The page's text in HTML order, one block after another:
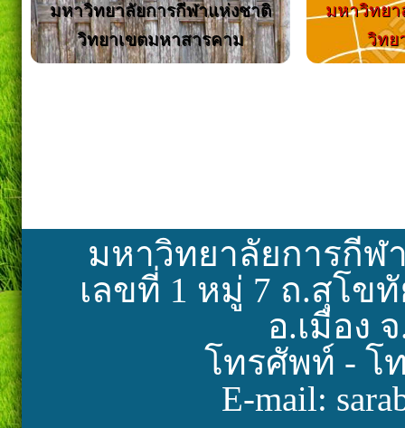
มหาวิทยาลัยการกีฬาแห่งชาติ
วิทยาเขตมหาสารคาม
มหาวิทยา
วิทย
มหาวิทยาลัยการกีฬ
เลขที่ 1 หมู่ 7 ถ.สุโข
อ.เมือง
โทรศัพท์ - โท
E-mail: